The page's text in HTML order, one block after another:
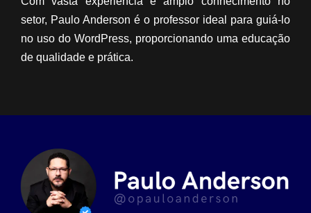
setor, Paulo Anderson é o professor ideal para guiá-lo
no uso do WordPress, proporcionando uma educação
de qualidade e prática.